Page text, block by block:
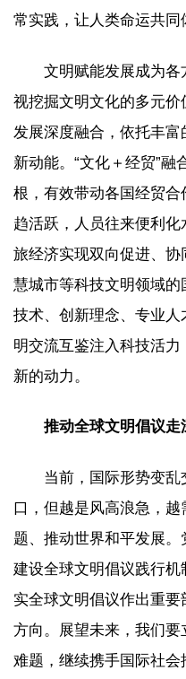
常实践，让人类命运共同
文明赋能发展成为
视挖掘文明文化的多元
发展深度融合，依托丰
新动能。“文化＋经贸”融
根，有效带动各国经贸合
趋活跃，人员往来便利
旅经济实现双向促进、
慧城市等科技文明领域
技术、创新理念、专业
明交流互鉴注入科技活
新的动力。
推动全球文明倡议走
当前，国际形势变
口，但越是风高浪急，
题、推动世界和平发展
建设全球文明倡议践行
实全球文明倡议作出重
方向。展望未来，我们
难题，继续携手国际社会